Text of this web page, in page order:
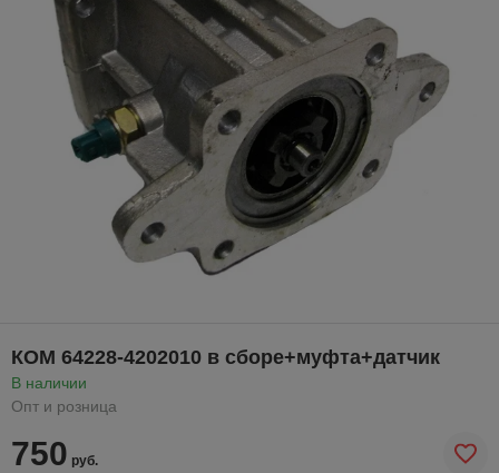
КОМ 64228-4202010 в сборе+муфта+датчик
В наличии
Опт и розница
750 руб.